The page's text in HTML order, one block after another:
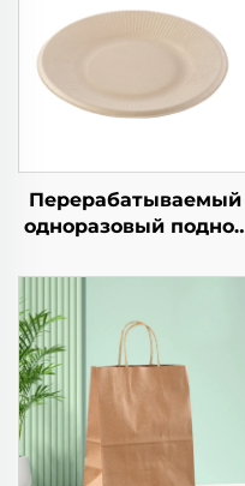
Перерабатываемый
одноразовый поднос
салатов, закусок,
суши, пиццы, хлеба,
конфет, шоколада
или гамбургеров —
для общепита и
крафтовых целей